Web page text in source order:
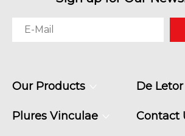
Our Products De Letor
Plures Vinculae Contact